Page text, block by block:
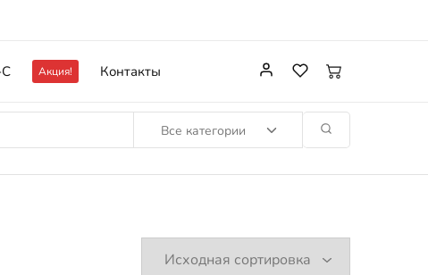
Акция! Контакты
Все категории